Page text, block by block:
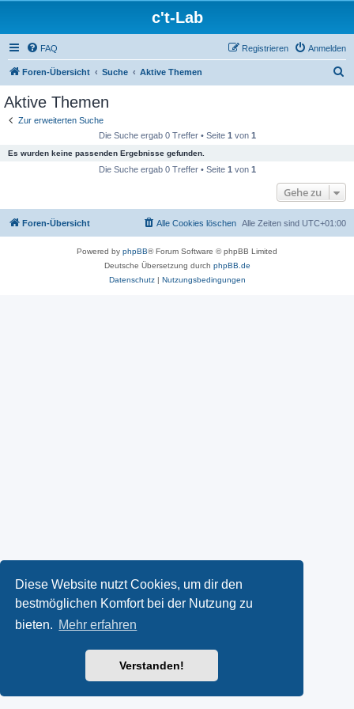
Diese Website nutzt Cookies, um dir den
bestmöglichen Komfort bei der Nutzung zu
bieten. Mehr erfahren
Verstanden!
c't-Lab
FAQ Anmelden
Registrieren
Foren-Übersicht Suche Aktive Themen
Aktive Themen
Zur erweiterten Suche
Die Suche ergab 0 Treffer • Seite 1 von 1
Es wurden keine passenden Ergebnisse gefunden.
Die Suche ergab 0 Treffer • Seite 1 von 1
Gehe zu
Foren-Übersicht Alle Zeiten sind UTC+01:00
Alle Cookies löschen
Powered by phpBB® Forum Software © phpBB Limited
Deutsche Übersetzung durch phpBB.de
Datenschutz| Nutzungsbedingungen